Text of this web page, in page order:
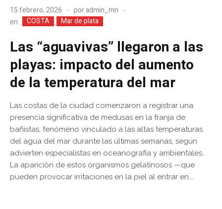
15 febrero, 2026 poradmin_mn
en
COSTA Mar de plata
Las “aguavivas” llegaron a las
playas: impacto del aumento
de la temperatura del mar
Las costas de la ciudad comenzaron a registrar una
presencia significativa de medusas en la franja de
bañistas, fenómeno vinculado a las altas temperaturas
del agua del mar durante las últimas semanas, según
advierten especialistas en oceanografía y ambientales.
La aparición de estos organismos gelatinosos —que
pueden provocar irritaciones en la piel al entrar en...